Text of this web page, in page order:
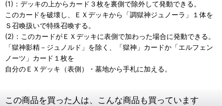
(1)：デッキの上からカード３枚を裏側で除外して発動できる。
このカードを破壊し、ＥＸデッキから「調獄神ジュノーラ」１体を
Ｓ召喚扱いで特殊召喚する。
(2)：このカードがＥＸデッキに表側で加わった場合に発動できる。
「獄神影精－ジュノルド」を除く、「獄神」カードか「エルフェン
ノーツ」カード１枚を
自分のＥＸデッキ（表側）・墓地から手札に加える。
この商品を買った人は、こんな商品も買っています